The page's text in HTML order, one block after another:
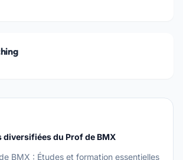
diversifiées du Prof de BMX
BMX : Études et formation essentielles